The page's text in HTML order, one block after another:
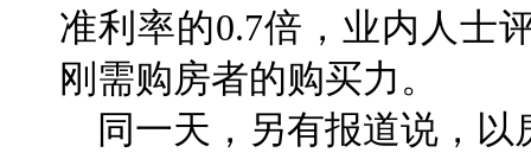
准利率的0.7倍，业内人士
刚需购房者的购买力。
同一天，另有报道说，以